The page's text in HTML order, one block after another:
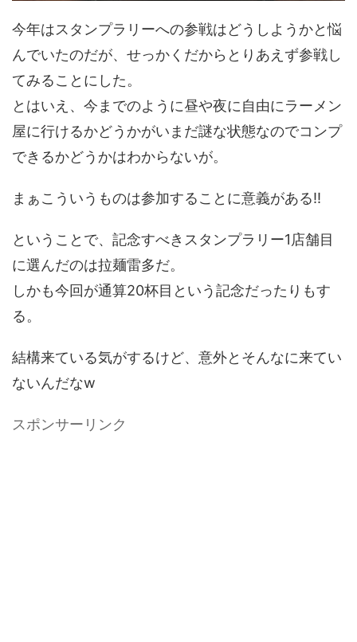
今年はスタンプラリーへの参戦はどうしようかと悩
んでいたのだが、せっかくだからとりあえず参戦し
てみることにした。
とはいえ、今までのように昼や夜に自由にラーメン
屋に行けるかどうかがいまだ謎な状態なのでコンプ
できるかどうかはわからないが。
まぁこういうものは参加することに意義がある!!
ということで、記念すべきスタンプラリー1店舗目
に選んだのは拉麺雷多だ。
しかも今回が通算20杯目という記念だったりもす
る。
結構来ている気がするけど、意外とそんなに来てい
ないんだなw
スポンサーリンク